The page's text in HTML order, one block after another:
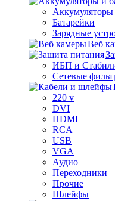
Аккумуляторы
Батарейки
Зарядные
Веб
ИБП и
Сетевые
220 v
DVI
HDMI
RCA
USB
VGA
Аудио
Переходники
Прочие
Шлейфы